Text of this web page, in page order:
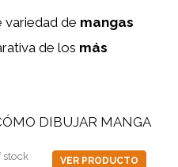
variedad de mangas
de los más
DIBUJAR MANGA
stock VER PRODUCTO